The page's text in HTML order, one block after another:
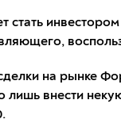
стать
на рынке
лишь внести